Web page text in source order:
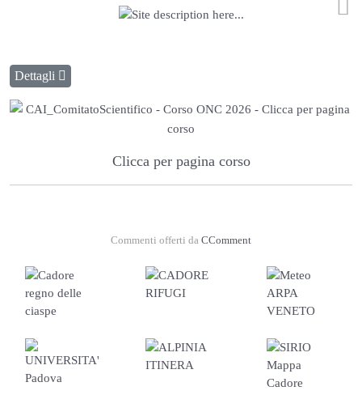
Dettagli
Clicca per pagina corso
Commenti offerti da CComment